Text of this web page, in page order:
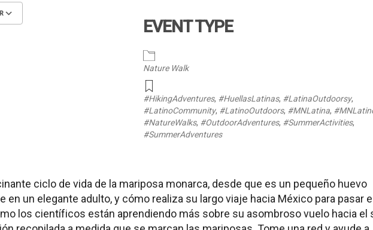
iCalendar
EVENT TYPE
Nature Walk
#HikingAdventures, #HuellasLatinas, #LatinaOutdoorsy,
#LatinoCommunity, #LatinoOutdoors, #MNLatina,
#NatureWalks, #OutdoorAdventures, #SummerActivities,
#SummerAdventures
ciclo de vida de la mariposa monarca, desde que es un pequeño huevo
en un elegante adulto, y cómo realiza su largo viaje hacia México para pasar
los científicos están aprendiendo más sobre su asombroso vuelo hacia el